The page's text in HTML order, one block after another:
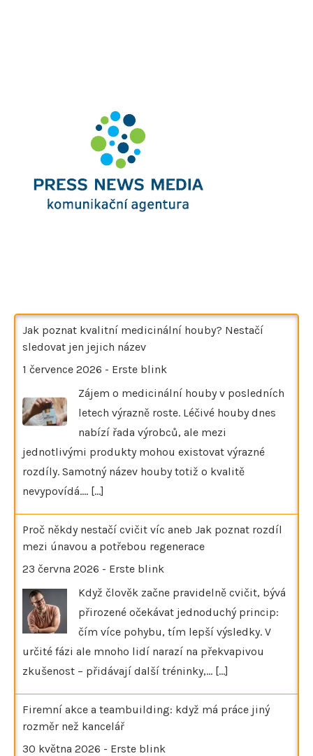
Jak poznat kvalitní medicinální houby? Nestačí
sledovat jen jejich název
1 července 2026 - Erste blink
Zájem o medicinální houby v posledních
letech výrazně roste. Léčivé houby dnes
nabízí řada výrobců, ale mezi
jednotlivými produkty mohou existovat výrazné
rozdíly. Samotný název houby totiž o kvalitě
nevypovídá.… [...]
Proč někdy nestačí cvičit víc aneb Jak poznat rozdíl
mezi únavou a potřebou regenerace
23 června 2026 - Erste blink
Když člověk začne pravidelně cvičit, bývá
přirozené očekávat jednoduchý princip:
čím více pohybu, tím lepší výsledky. V
určité fázi ale mnoho lidí narazí na překvapivou
zkušenost – přidávají další tréninky,… [...]
Firemní akce a teambuilding: když má práce jiný
rozměr než kancelář
30 května 2026 - Erste blink